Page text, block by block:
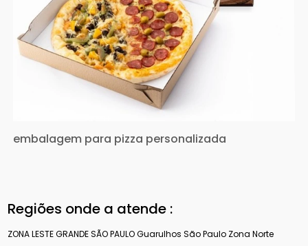
embalagem para pizza personalizada
Regiões onde a atende :
ZONA LESTEGRANDE SÃO PAULOGuarulhos São Paulo Zona Norte